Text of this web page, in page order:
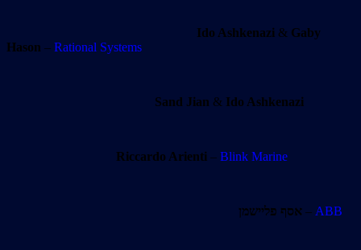
Ido Ashkenazi & Gaby
Hason – Rational Systems
Sand Jian & Ido Ashkenazi
Riccardo Arienti – Blink Marine
אסף פליישמן – ABB